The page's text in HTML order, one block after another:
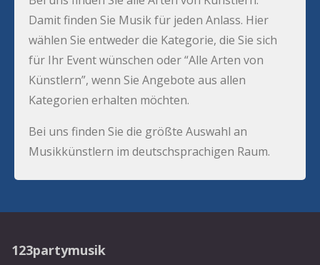
Damit finden Sie Musik für jeden Anlass. Hier
wählen Sie entweder die Kategorie, die Sie sich
für Ihr Event wünschen oder “Alle Arten von
Künstlern”, wenn Sie Angebote aus allen
Kategorien erhalten möchten.
Bei uns finden Sie die größte Auswahl an
Musikkünstlern im deutschsprachigen Raum.
123partymusik